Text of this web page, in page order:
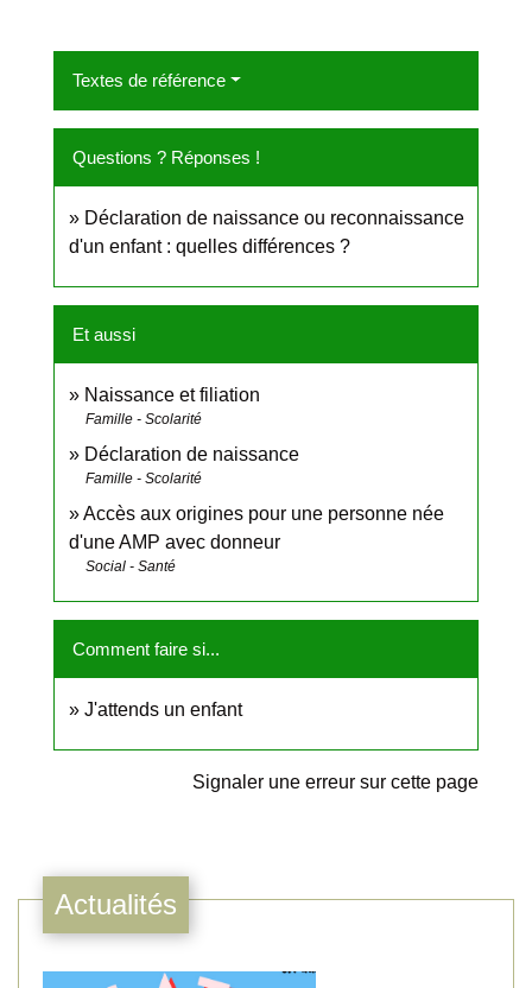
Textes de référence
Questions ? Réponses !
Déclaration de naissance ou reconnaissance
d'un enfant : quelles différences ?
Et aussi
Naissance et filiation
Famille - Scolarité
Déclaration de naissance
Famille - Scolarité
Accès aux origines pour une personne née
d'une AMP avec donneur
Social - Santé
Comment faire si...
J'attends un enfant
Signaler une erreur sur cette page
Actualités